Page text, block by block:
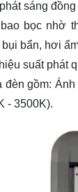
sáng
bọc nhờ
bẩn, hơi
suất phát
đèn gồm:
- 3500K).